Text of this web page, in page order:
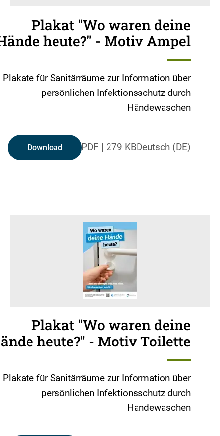
Plakat "Wo waren deine
heute?" - Motiv Ampel
Plakate für Sanitärräume zur Information über
persönlichen Infektionsschutz durch
Händewaschen
Deutsch (DE)
PDF | 279 KB
Download
Plakat "Wo waren deine
heute?" - Motiv Toilette
Plakate für Sanitärräume zur Information über
persönlichen Infektionsschutz durch
Händewaschen